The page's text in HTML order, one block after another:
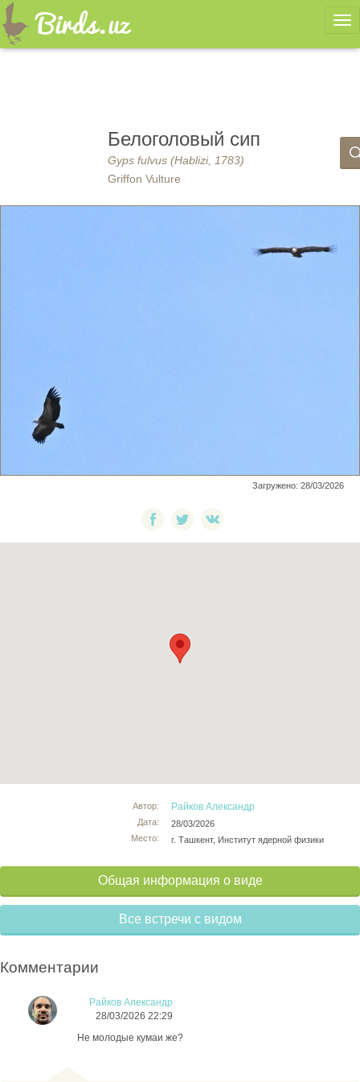
Белоголовый сип
Gyps fulvus (Hablizi, 1783)
Griffon Vulture
Загружено: 28/03/2026
Автор:
Дата:
Место:
Райков Александр
28/03/2026
г. Ташкент, Институт ядерной физики
Общая информация о виде
Все встречи с видом
Комментарии
Райков Александр
28/03/2026 22:29
Не молодые кумаи же?